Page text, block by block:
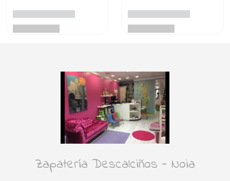
Zapatería Descalciños - Noia